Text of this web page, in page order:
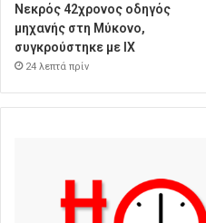
Νεκρός 42χρονος οδηγός
μηχανής στη Μύκονο,
συγκρούστηκε με ΙΧ
24 λεπτά πρίν